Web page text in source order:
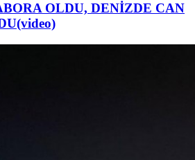
OLDU, DENİZDE CAN